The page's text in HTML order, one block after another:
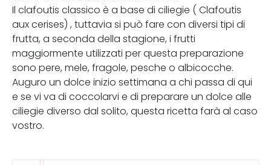
Il clafoutis classico è a base di ciliegie ( Clafoutis
aux cerises) , tuttavia si può fare con diversi tipi di
frutta, a seconda della stagione, i frutti
maggiormente utilizzati per questa preparazione
sono pere, mele, fragole, pesche o albicocche.
Auguro un dolce inizio settimana a chi passa di qui
e se vi va di coccolarvi e di preparare un dolce alle
ciliegie diverso dal solito, questa ricetta farà al caso
vostro.